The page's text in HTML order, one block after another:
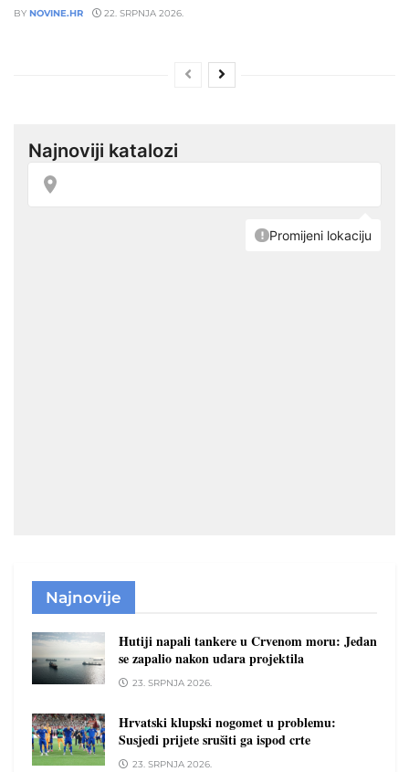
BY NOVINE.HR 22. SRPNJA 2026.
Najnovije
Hutiji napali tankere u Crvenom moru: Jedan
se zapalio nakon udara projektila
23. SRPNJA 2026.
Hrvatski klupski nogomet u problemu:
Susjedi prijete srušiti ga ispod crte
23. SRPNJA 2026.